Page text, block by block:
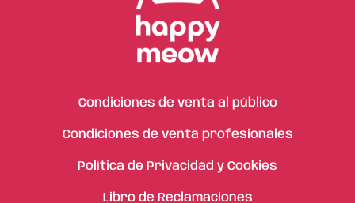
Condiciones de venta al público
Condiciones de venta profesionales
Política de Privacidad y Cookies
Libro de Reclamaciones